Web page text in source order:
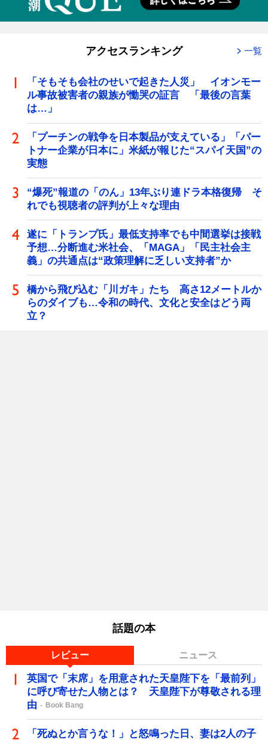
アクセスランキング 一覧
「そもそも会社のせいで起きた人災」 イオンモー
ル事故被害者の親族が慟哭の証言 「最後の言葉
は…」
「プーチンの戦争を日本製品が支えている」「パー
トナー企業が日本に」米紙が報じた“スパイ天国”の
実態
“爆死”報道の「のん」13年ぶり連ドラ本格復帰 そ
れでも視聴者の評判が上々な理由
遂に「トランプ氏」最低支持率でも中間選挙は接戦
予想…分断進む米社会、「MAGA」「民主社会主
義」の共通点は“政策理解に乏しい支持者”か
橋から飛び込む「川ガキ」たち 高さ12メートルか
らのダイブも…令和の時代、文化と安全はどう両
立？
話題の本
レビュー ニュース
英国で「末席」を用意された天皇陛下を「最前列」
に呼び寄せた人物とは？ 天皇陛下が尊敬される理
由
Book Bang
「死ぬとか言うな！」と怒鳴った日、妻は2人の子